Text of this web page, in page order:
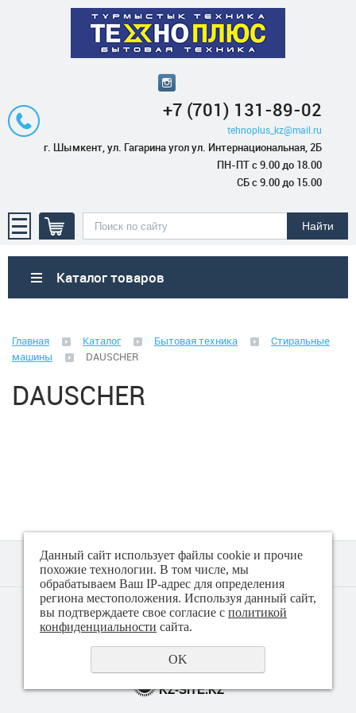
+7 (701) 131-89-02
tehnoplus_kz@mail.ru
г. Шымкент, ул. Гагарина угол ул. Интернациональная, 2Б
ПН-ПТ с 9.00 до 18.00
СБ с 9.00 до 15.00
Каталог товаров
Встраиваемая техника
Микроволновые печи
Стиральные машины
Сушильные машины
Холодильники, Морозильники, Витрины
Главная Каталог Бытовая техника
Стиральные
машины
DAUSCHER
DAUSCHER
© 2018 - 2026 Техно плюс
Политика конфиденциальности
KZ-SITE.KZ
Данный сайт использует файлы cookie и прочие
похожие технологии. В том числе, мы
обрабатываем Ваш IP-адрес для определения
региона местоположения. Используя данный сайт,
вы подтверждаете свое согласие с политикой
конфиденциальности сайта.
OK